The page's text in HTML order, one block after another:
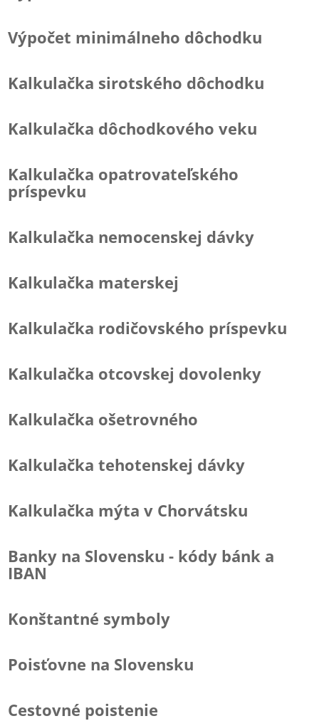
Výpočet minimálneho dôchodku
Kalkulačka sirotského dôchodku
Kalkulačka dôchodkového veku
Kalkulačka opatrovateľského
príspevku
Kalkulačka nemocenskej dávky
Kalkulačka materskej
Kalkulačka rodičovského príspevku
Kalkulačka otcovskej dovolenky
Kalkulačka ošetrovného
Kalkulačka tehotenskej dávky
Kalkulačka mýta v Chorvátsku
Banky na Slovensku - kódy bánk a
IBAN
Konštantné symboly
Poisťovne na Slovensku
Cestovné poistenie